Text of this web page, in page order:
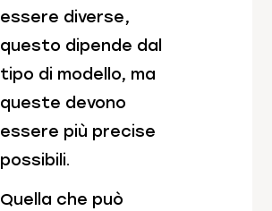
essere diverse,
questo dipende dal
tipo di modello, ma
queste devono
essere più precise
possibili.
Quella che può